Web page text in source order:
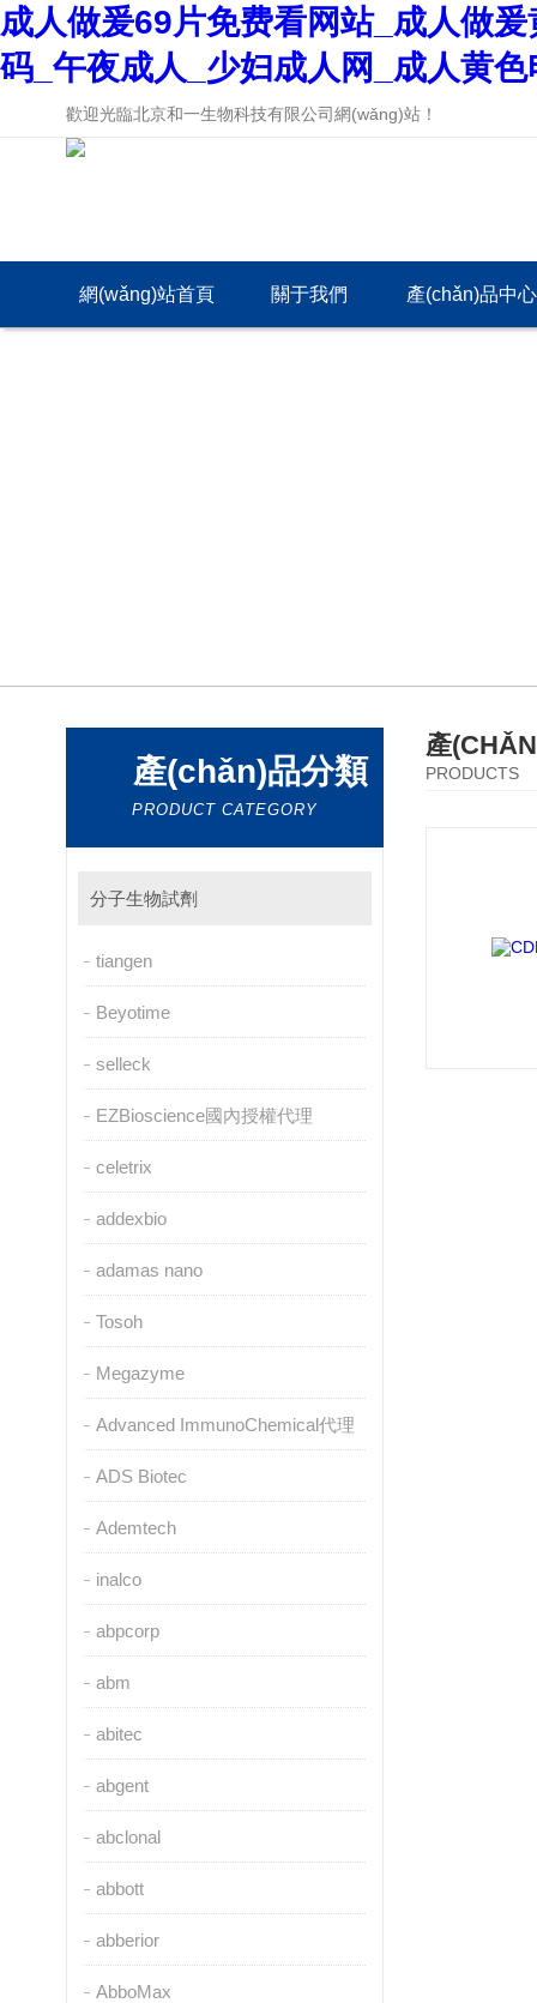
成人做爰69片免费看网站_成人做
码_午夜成人_少妇成人网_成人黄
歡迎光臨北京和一生物科技有限公司網(wǎng)站！
網(wǎng)站首頁 關于我們 產(chǎn)品中心
產(chǎn)品分類
PRODUCT CATEGORY
分子生物試劑
tiangen
Beyotime
selleck
EZBioscience國內授權代理
celetrix
addexbio
adamas nano
Tosoh
Megazyme
Advanced ImmunoChemical代理
ADS Biotec
Ademtech
inalco
abpcorp
abm
abitec
abgent
abclonal
abbott
abberior
AbboMax
產
PRODUCTS